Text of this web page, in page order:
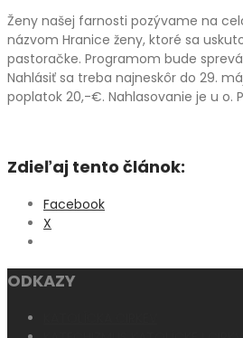
Ženy našej farnosti pozývame na
názvom Hranice ženy, ktoré sa
pastoračke. Programom bude
Nahlásiť sa treba najneskôr do 29.
poplatok 20,-€. Nahlasovanie je u o.
Zdieľaj tento článok:
Facebook
X
ODKAZY